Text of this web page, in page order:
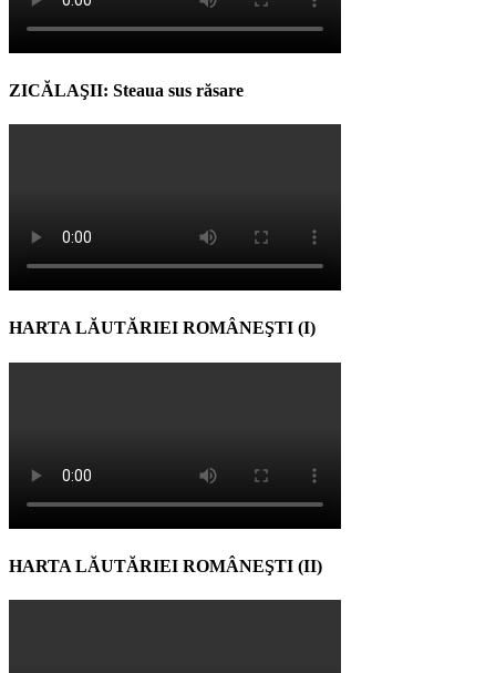
ZICĂLAŞII: Steaua sus răsare
HARTA LĂUTĂRIEI ROMÂNEŞTI (I)
HARTA LĂUTĂRIEI ROMÂNEŞTI (II)